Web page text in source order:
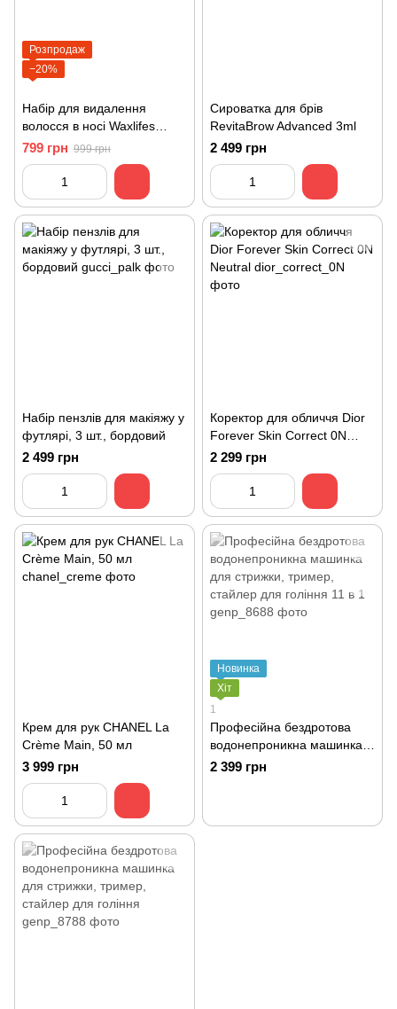
Розпродаж
−20%
Набір для видалення
волосся в носі Waxlifes
Nose Wax
799 грн 999 грн
Сироватка для брів
RevitaBrow Advanced 3ml
2 499 грн
Набір пензлів для макіяжу у
футлярі, 3 шт., бордовий
2 499 грн
Коректор для обличчя Dior
Forever Skin Correct 0N
Neutral
2 299 грн
Крем для рук CHANEL La
Crème Main, 50 мл
3 999 грн
Новинка
Хіт
1
Професійна бездротова
водонепроникна машинка
для стрижки, тример,
2 399 грн